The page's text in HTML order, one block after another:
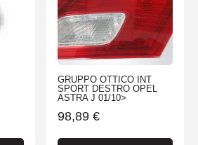
GRUPPO OTTICO INT
SPORT DESTRO OPEL
ASTRA J 01/10>
98,89 €